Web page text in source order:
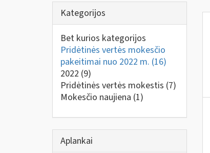
Kategorijos
Bet kurios kategorijos
Pridėtinės vertės mokesčio
pakeitimai nuo 2022 m. (16)
2022 (9)
Pridėtinės vertės mokestis (7)
Mokesčio naujiena (1)
Aplankai